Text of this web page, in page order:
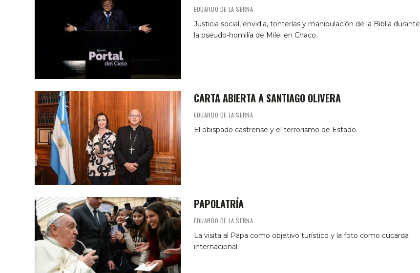
EDUARDO DE LA SERNA
Justicia social, envidia, tonterías y manipulación de la Biblia durante
la pseudo-homilía de Milei en Chaco.
CARTA ABIERTA A SANTIAGO OLIVERA
EDUARDO DE LA SERNA
El obispado castrense y el terrorismo de Estado.
PAPOLATRÍA
EDUARDO DE LA SERNA
La visita al Papa como objetivo turístico y la foto como cucarda
internacional.